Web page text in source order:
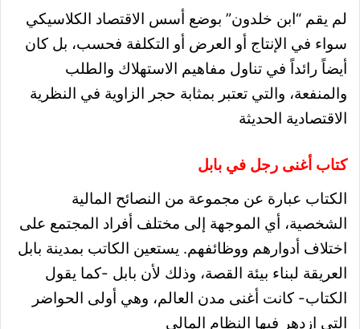
لم يقم “ابن خلدون” بوضع أسس الاقتصاد الكلاسيكي
سواء في الإنتاج أو العرض أو التكلفة فحسب، بل كان
أيضاً رائداً في تناول مفاهيم الاستهلاك والطلب
والمنفعة، والتي تعتبر بمثابة حجر الزاوية في النظرية
الاقتصادية الحديثة
كتاب أغنى رجل في بابل
الكتاب عبارة عن مجموعة من النصائح المالية
الشخصية، أي الموجهة إلى مختلف أفراد المجتمع على
اختلاف أدوارهم ووظائفهم. يستعين الكاتب بمدينة بابل
العريقة لبناء بيئة القصة، وذلك لأن بابل -كما يقول
الكتاب- كانت أغنى مدن العالم، وهي أولى الحواضر
التي ازدهر فيها النظام المالي